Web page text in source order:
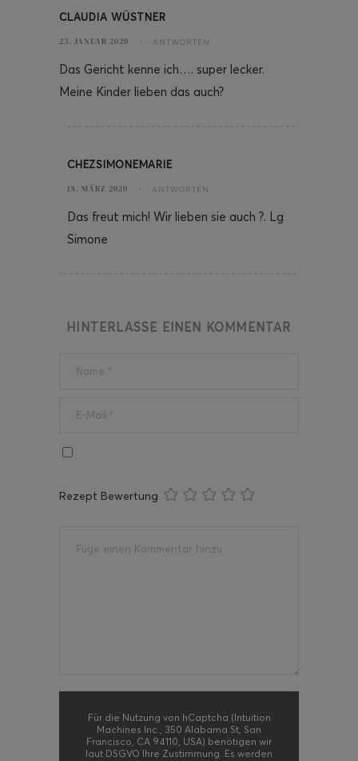
CLAUDIA WÜSTNER
23. JANUAR 2020 ANTWORTEN
Das Gericht kenne ich…. super lecker.
Meine Kinder lieben das auch?
CHEZSIMONEMARIE
18. MÄRZ 2020 ANTWORTEN
Das freut mich! Wir lieben sie auch ?. Lg
Simone
HINTERLASSE EINEN KOMMENTAR
Rezept Bewertung
Für die Nutzung von hCaptcha (Intuition
Machines Inc., 350 Alabama St, San
Francisco, CA 94110, USA) benötigen wir
laut DSGVO Ihre Zustimmung. Es werden